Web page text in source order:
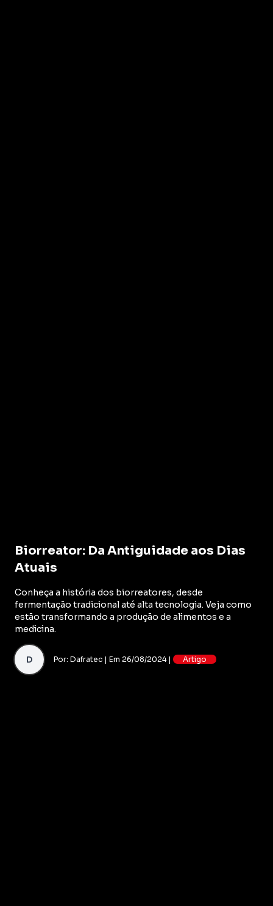
Biorreator: Da Antiguidade aos Dias
Atuais
Conheça a história dos biorreatores, desde
fermentação tradicional até alta tecnologia. Veja como
estão transformando a produção de alimentos e a
medicina.
D Por: Dafratec | Em 26/08/2024 | Artigo